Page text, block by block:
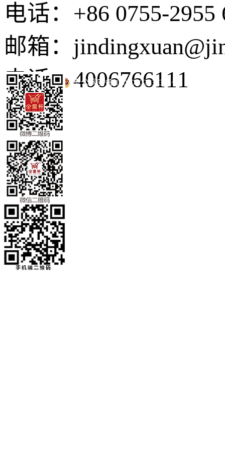
电话：+86 0755-2955
邮箱：
电话：4006766111
京公网安备 11010502035345号